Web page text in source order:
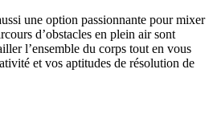
une option passionnante pour mixer
d’obstacles en plein air sont
l’ensemble du corps tout en vous
et vos aptitudes de résolution de